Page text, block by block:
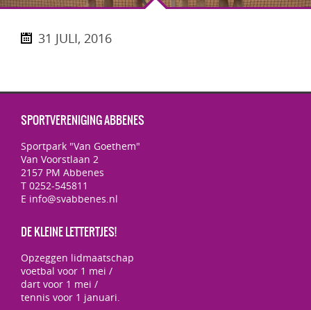
31 JULI, 2016
SPORTVERENIGING ABBENES
Sportpark "Van Goethem"
Van Voorstlaan 2
2157 PM Abbenes
T 0252-545811
E info@svabbenes.nl
DE KLEINE LETTERTJES!
Opzeggen lidmaatschap
voetbal voor 1 mei /
dart voor 1 mei /
tennis voor 1 januari.